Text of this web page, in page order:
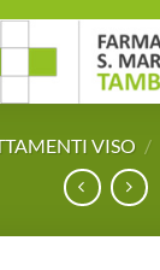
VISO /